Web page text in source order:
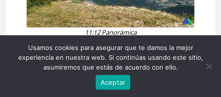
11:12 Panorámica
Usamos cookies para asegurar que te damos la mejor
experiencia en nuestra web. Si continúas usando este sitio,
asumiremos que estás de acuerdo con ello.
Aceptar